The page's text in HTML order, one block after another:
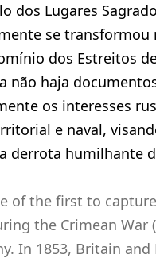
dos Lugares
se
dos Estreitos
não haja
os interesses
e naval,
derrota humilhante
of the first to
the Crimean War
In 1853, Britain and